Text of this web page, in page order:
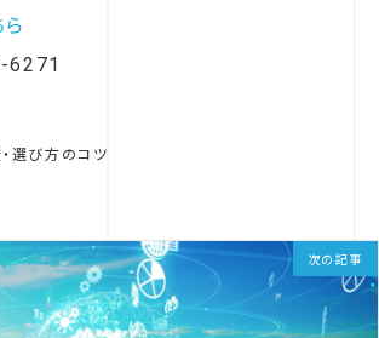
6271
選び方のコツ
次の記事